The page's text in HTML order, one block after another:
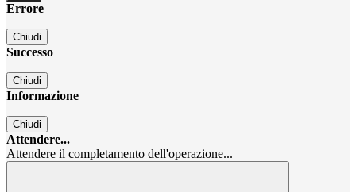
Errore
Chiudi
Successo
Chiudi
Informazione
Chiudi
Attendere...
Attendere il completamento dell'operazione...